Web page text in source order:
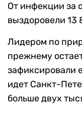
От инфекции за
выздоровели 13
Лидером по
прежнему
зафиксировали
идет Санкт-
больше двух